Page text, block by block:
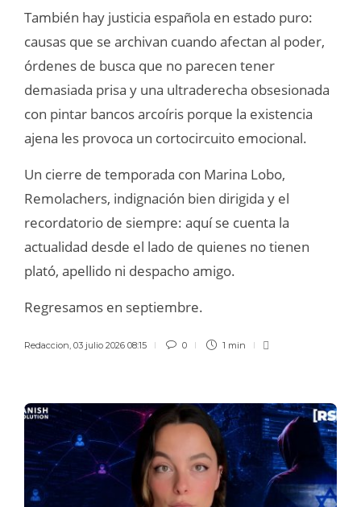
También hay justicia española en estado puro:
causas que se archivan cuando afectan al poder,
órdenes de busca que no parecen tener
demasiada prisa y una ultraderecha obsesionada
con pintar bancos arcoíris porque la existencia
ajena les provoca un cortocircuito emocional.
Un cierre de temporada con Marina Lobo,
Remolachers, indignación bien dirigida y el
recordatorio de siempre: aquí se cuenta la
actualidad desde el lado de quienes no tienen
plató, apellido ni despacho amigo.
Regresamos en septiembre.
Redaccion, 03 julio 2026 08:15 0 1 min